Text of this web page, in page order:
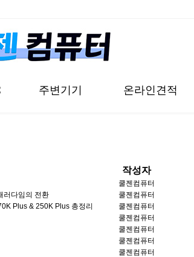
음향기기
월간 견적
맞춤 견적 요청하기
몬스터헌터 와일즈 추천PC
몬스터헌터 입문이라면 강추 사양!
하드한 포토샵 작업도 이 본체면 OK!
좋은 제품으로만 꽉꽉 담은 초고사양 본체!
주변기기
인기 키보드,마우스 한눈에 찾아보기~
온라인견적
인기있는 AMD CPU로 원하는 세트를 구성하자!
작성자
쿨젠컴퓨터
러다임의 전환 쿨젠컴퓨터
Plus & 250K Plus 총정리 쿨젠컴퓨터
쿨젠컴퓨터
쿨젠컴퓨터
쿨젠컴퓨터
쿨젠컴퓨터